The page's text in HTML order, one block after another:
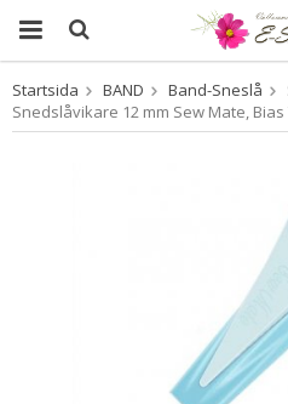
Produkten har blivit
Startsida BAND Band-Sneslå
Snedslåvikare 12 mm Sew Mate,